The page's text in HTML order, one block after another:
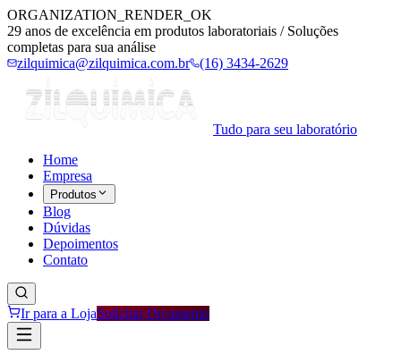
ORGANIZATION_RENDER_OK
29 anos de excelência em produtos laboratoriais / Soluções
completas para sua análise
zilquimica@zilquimica.com.br
(16) 3434-2629
Tudo para seu laboratório
Home
Empresa
Produtos
Blog
Dúvidas
Depoimentos
Contato
Ir para a LojaSolicitar Orçamento